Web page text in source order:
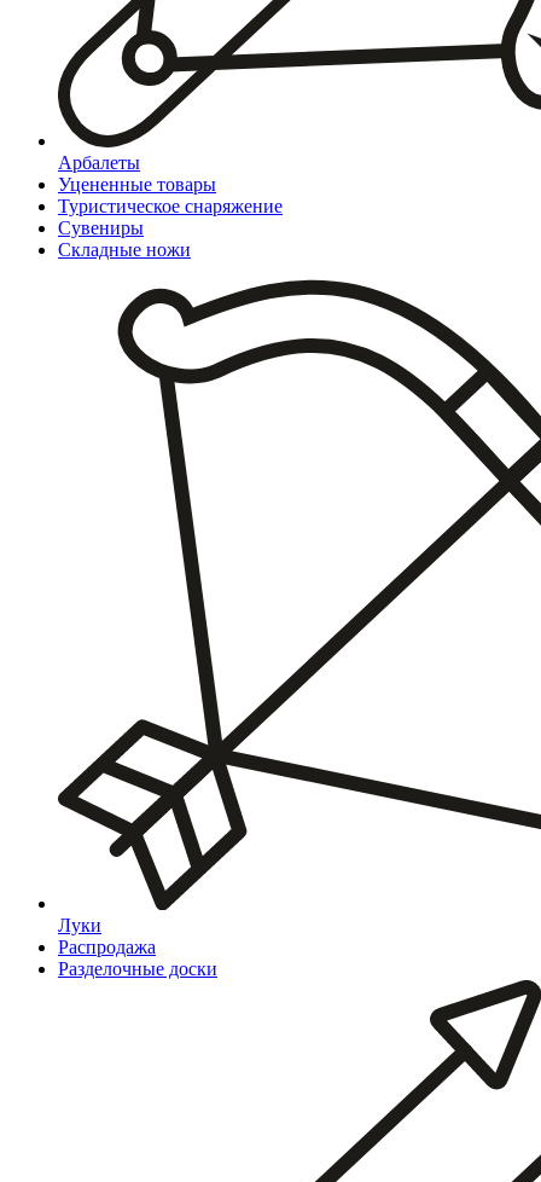
Арбалеты
Уцененные товары
Туристическое снаряжение
Сувениры
Складные ножи
Луки
Распродажа
Разделочные доски